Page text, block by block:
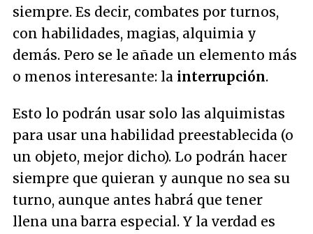
siempre. Es decir, combates por turnos,
con habilidades, magias, alquimia y
demás. Pero se le añade un elemento más
o menos interesante: la interrupción.
Esto lo podrán usar solo las alquimistas
para usar una habilidad preestablecida (o
un objeto, mejor dicho). Lo podrán hacer
siempre que quieran y aunque no sea su
turno, aunque antes habrá que tener
llena una barra especial. Y la verdad es